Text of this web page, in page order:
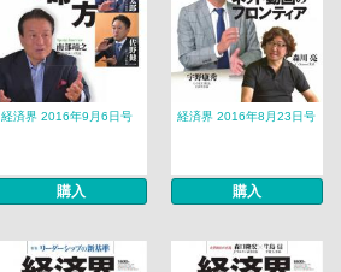
経済界 2016年9月6日号
購入
経済界 2016年8月23日号
購入